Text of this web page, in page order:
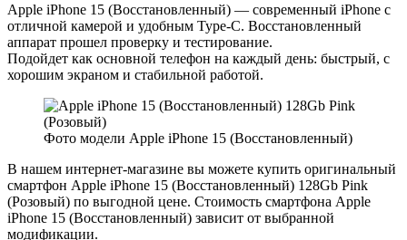
Apple iPhone 15 (Восстановленный) — современный iPhone с
отличной камерой и удобным Type-C. Восстановленный
аппарат прошел проверку и тестирование.
Подойдет как основной телефон на каждый день: быстрый, с
хорошим экраном и стабильной работой.
Фото модели Apple iPhone 15 (Восстановленный)
В нашем интернет-магазине вы можете купить оригинальный
смартфон Apple iPhone 15 (Восстановленный) 128Gb Pink
(Розовый) по выгодной цене. Стоимость смартфона Apple
iPhone 15 (Восстановленный) зависит от выбранной
модификации.